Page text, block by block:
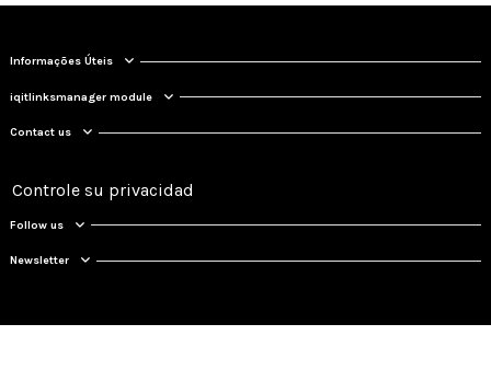
Informações Úteis
iqitlinksmanager module
Contact us
Controle su privacidad
Follow us
Newsletter